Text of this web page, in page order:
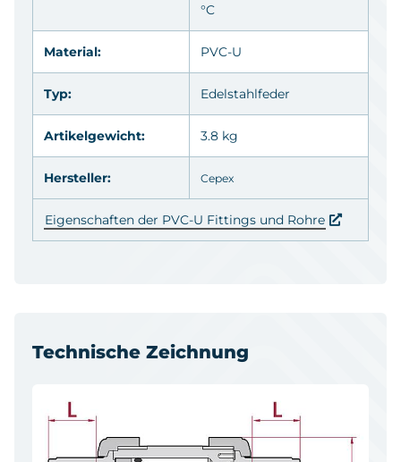
°C
Material: PVC-U
Typ: Edelstahlfeder
Artikelgewicht: 3.8 kg
Hersteller: Cepex
Eigenschaften der PVC-U Fittings und Rohre
Technische Zeichnung